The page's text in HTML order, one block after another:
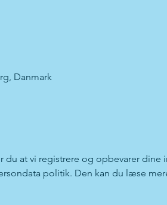
Danmark
at vi registrere og opbevarer dine
politik. Den kan du læse